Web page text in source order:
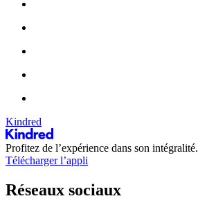
Kindred
Profitez de l’expérience dans son intégralité.
Télécharger l’appli
Réseaux sociaux